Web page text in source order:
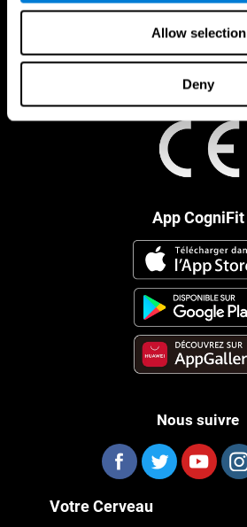
Allow selection
Deny
App CogniFit
Nous suivre
Votre Cerveau